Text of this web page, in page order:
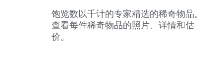
饱览数以千计的专家精选的稀奇物品。
查看每件稀奇物品的照片、详情和估
价。